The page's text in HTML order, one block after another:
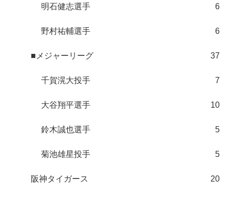
明石健志選手 6
野村祐輔選手 6
■メジャーリーグ 37
千賀滉大投手 7
大谷翔平選手 10
鈴木誠也選手 5
菊池雄星投手 5
阪神タイガース 20